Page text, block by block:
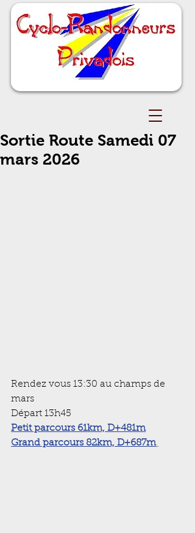
Sortie Route Samedi 07
mars 2026
Rendez vous 13:30 au champs de
mars
Départ 13h45
Petit parcours 61km, D+481m
Grand parcours 82km, D+687m